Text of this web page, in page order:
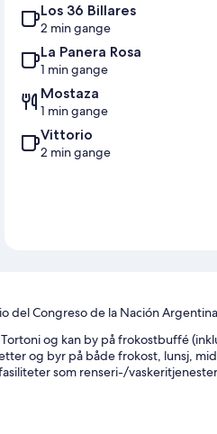
Los 36 Billares
2 min gange
La Panera Rosa
1 min gange
Mostaza
1 min gange
Vittorio
2 min gange
del Congreso de la Nación Argentina
og kan by på frokostbuffé
og byr på både frokost, lunsj,
som renseri-/